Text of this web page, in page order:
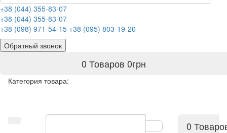
+38 (044) 355-83-07
+38 (044) 355-83-07
+38 (098) 971-54-15 +38 (095) 803-19-20
Обратный звонок
0 Товаров 0грн
Категория товара:
0